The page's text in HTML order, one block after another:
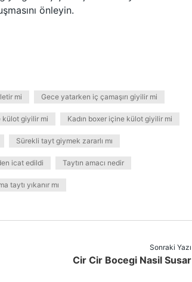
önleyin.
mi Gece yatarken iç çamaşırı giyilir mi
külot giyilir mi Kadın boxer içine külot giyilir mi
Sürekli tayt giymek zararlı mı
icat edildi Taytın amacı nedir
taytı yıkanır mı
Sonraki Yazı
Cir Cir Bocegi Nasil Susar